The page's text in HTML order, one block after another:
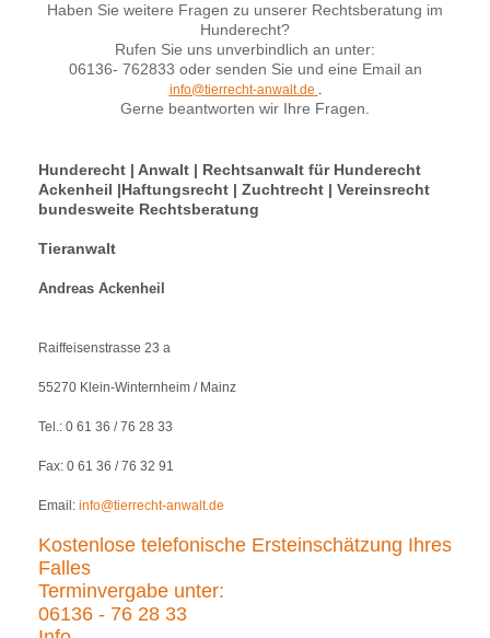
Haben Sie weitere Fragen zu unserer Rechtsberatung im
Hunderecht?
Rufen Sie uns unverbindlich an unter:
06136- 762833 oder senden Sie und eine Email an
info@tierrecht-anwalt.de .
Gerne beantworten wir Ihre Fragen.
Hunderecht | Anwalt | Rechtsanwalt für Hunderecht
Ackenheil |Haftungsrecht | Zuchtrecht | Vereinsrecht
bundesweite Rechtsberatung
Tieranwalt
Andreas Ackenheil
Raiffeisenstrasse 23 a
55270 Klein-Winternheim / Mainz
Tel.: 0 61 36 / 76 28 33
Fax: 0 61 36 / 76 32 91
Email: info@tierrecht-anwalt.de
Kostenlose telefonische Ersteinschätzung Ihres
Falles
Terminvergabe unter:
06136 - 76 28 33